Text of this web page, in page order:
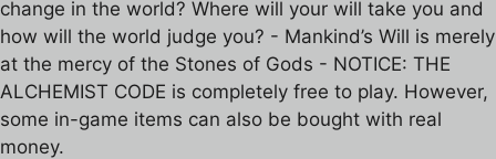
change in the world? Where will your will take you and
how will the world judge you? - Mankind’s Will is merely
at the mercy of the Stones of Gods - NOTICE: THE
ALCHEMIST CODE is completely free to play. However,
some in-game items can also be bought with real
money.